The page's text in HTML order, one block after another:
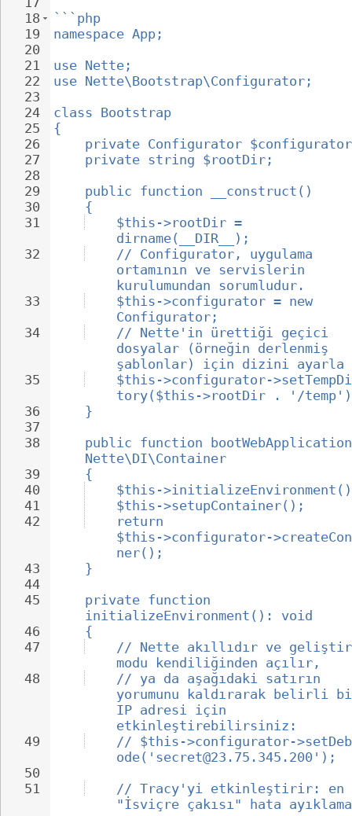
18
19
20
21
22
23
24
25
26
27
28
29
30
31
32
33
34
35
36
37
38
39
40
41
42
43
44
45
46
47
48
49
50
51
```php
namespace App;
use Nette;
use Nette\Bootstrap\Configurator;
class Bootstrap
{
private Configurator
private string $rootDir;
public function __construct()
{
$this->rootDir =
dirname(__DIR__);
// Configurator, uygulama
ortamının ve servislerin
kurulumundan sorumludur.
$this->configurator = new
Configurator;
// Nette'in ürettiği geçici
dosyalar (örneğin derlenmiş
şablonlar) için dizini ayarla
$this->configurator-
tory($this->rootDir . '/
}
public function
Nette\DI\Container
{
$this-
$this->setupContainer();
return
$this->configurator-
ner();
}
private function
initializeEnvironment(): void
{
// Nette akıllıdır ve
modu kendiliğinden açılır,
// ya da aşağıdaki satırın
yorumunu kaldırarak belirli
IP adresi için
etkinleştirebilirsiniz:
// $this->configurator-
ode('secret@23.75.345.200');
// Tracy'yi etkinleştirir:
"İsviçre çakısı" hata